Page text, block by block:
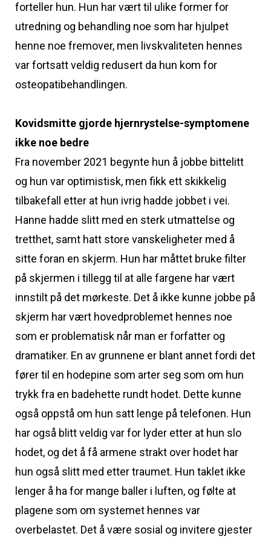
forteller hun. Hun har vært til ulike former for
utredning og behandling noe som har hjulpet
henne noe fremover, men livskvaliteten hennes
var fortsatt veldig redusert da hun kom for
osteopatibehandlingen.
Kovidsmitte gjorde hjernrystelse-symptomene
ikke noe bedre
Fra november 2021 begynte hun å jobbe bittelitt
og hun var optimistisk, men fikk ett skikkelig
tilbakefall etter at hun ivrig hadde jobbet i vei.
Hanne hadde slitt med en sterk utmattelse og
tretthet, samt hatt store vanskeligheter med å
sitte foran en skjerm. Hun har måttet bruke filter
på skjermen i tillegg til at alle fargene har vært
innstilt på det mørkeste. Det å ikke kunne jobbe på
skjerm har vært hovedproblemet hennes noe
som er problematisk når man er forfatter og
dramatiker. En av grunnene er blant annet fordi det
fører til en hodepine som arter seg som om hun
trykk fra en badehette rundt hodet. Dette kunne
også oppstå om hun satt lenge på telefonen. Hun
har også blitt veldig var for lyder etter at hun slo
hodet, og det å få armene strakt over hodet har
hun også slitt med etter traumet. Hun taklet ikke
lenger å ha for mange baller i luften, og følte at
plagene som om systemet hennes var
overbelastet. Det å være sosial og invitere gjester